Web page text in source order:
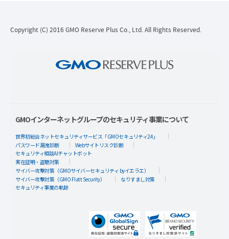
Copyright (C) 2016 GMO Reserve Plus Co., Ltd. All Rights Reserved.
GMOインターネットグループのセキュリティ事業について
世界初総合ネットセキュリティサービス「GMOセキュリティ24」
パスワード漏洩診断
Webサイトリスク診断
セキュリティ相談AIチャットボット
実在証明・盗聴対策
サイバー攻撃対策（GMOサイバーセキュリティ byイエラエ）
サイバー攻撃対策（GMO Flatt Security）
なりすまし対策
セキュリティ事業の軌跡